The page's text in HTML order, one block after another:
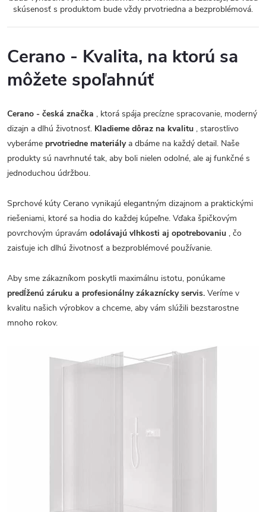
skúsenosť s produktom bude vždy prvotriedna a bezproblémová.
Cerano - Kvalita, na ktorú sa
môžete spoľahnúť
Cerano - česká značka , ktorá spája precízne spracovanie, moderný
dizajn a dlhú životnosť. Kladieme dôraz na kvalitu , starostlivo
vyberáme prvotriedne materiálya dbáme na každý detail. Naše
produkty sú navrhnuté tak, aby boli nielen odolné, ale aj funkčné s
jednoduchou údržbou.
Sprchové kúty Cerano vynikajú elegantným dizajnom a praktickými
riešeniami, ktoré sa hodia do každej kúpeľne. Vďaka špičkovým
povrchovým úpravám odolávajú vlhkosti aj opotrebovaniu , čo
zaisťuje ich dlhú životnosť a bezproblémové používanie.
Aby sme zákazníkom poskytli maximálnu istotu, ponúkame
predĺženú záruku a profesionálny zákaznícky servis. Veríme v
kvalitu našich výrobkov a chceme, aby vám slúžili bezstarostne
mnoho rokov.